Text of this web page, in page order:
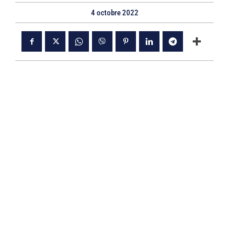
4 octobre 2022